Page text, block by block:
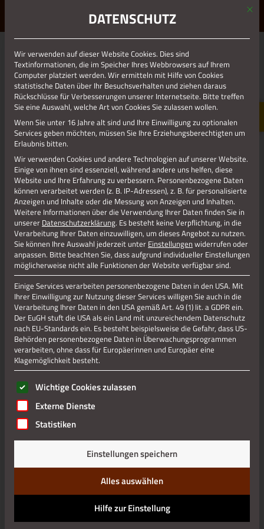
ERLEBE STOLBERG.ERLEBE DICH.
Datenschutz
Impressum
Mit
DATENSCHUTZ
Wir verwenden auf dieser Website Cookies. Dies sind
Textinformationen, die im Speicher Ihres Webbrowsers auf Ihrem
Computer platziert werden. Wir ermitteln mit Hilfe von Cookies
statistische Daten über Ihr Besuchsverhalten und ziehen daraus
Rückschlüsse für Verbesserungen unserer Internetseite. Bitte treffen
Sie eine Auswahl, welche Art von Cookies Sie zulassen wollen.
Wenn Sie unter 16 Jahre alt sind und Ihre Einwilligung zu optionalen
Services geben möchten, müssen Sie Ihre Erziehungsberechtigten um
Erlaubnis bitten.
Wir verwenden Cookies und andere Technologien auf unserer Website.
Einige von ihnen sind essenziell, während andere uns helfen, diese
Website und Ihre Erfahrung zu verbessern. Personenbezogene Daten
können verarbeitet werden (z. B. IP-Adressen), z. B. für personalisierte
Anzeigen und Inhalte oder die Messung von Anzeigen und Inhalten.
Weitere Informationen über die Verwendung Ihrer Daten finden Sie in
unserer Datenschutzerklärung. Es besteht keine Verpflichtung, in die
Verarbeitung Ihrer Daten einzuwilligen, um dieses Angebot zu nutzen.
Sie können Ihre Auswahl jederzeit unter Einstellungen widerrufen oder
anpassen. Bitte beachten Sie, dass aufgrund individueller Einstellungen
möglicherweise nicht alle Funktionen der Website verfügbar sind.
Einige Services verarbeiten personenbezogene Daten in den USA. Mit
Ihrer Einwilligung zur Nutzung dieser Services willigen Sie auch in die
Verarbeitung Ihrer Daten in den USA gemäß Art. 49 (1) lit. a GDPR ein.
Der EuGH stuft die USA als ein Land mit unzureichendem Datenschutz
nach EU-Standards ein. Es besteht beispielsweise die Gefahr, dass US-
Behörden personenbezogene Daten in Überwachungsprogrammen
verarbeiten, ohne dass für Europäerinnen und Europäer eine
Klagemöglichkeit besteht.
Es folgt eine Liste der Service-Gruppen, für die eine
Wichtige Cookies zulassen
Externe Dienste
Statistiken
Einstellungen speichern
Alles auswählen
Hilfe zur Einstellung